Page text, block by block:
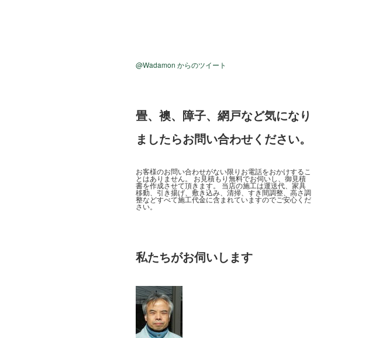
@Wadamon からのツイート
畳、襖、障子、網戸など気になり
ましたらお問い合わせください。
お客様のお問い合わせがない限りお電話をおかけするこ
とはありません。 お見積もり無料でお伺いし、御見積
書を作成させて頂きます。 当店の施工は運送代、家具
移動、引き揚げ、敷き込み、清掃、すき間調整、高さ調
整などすべて施工代金に含まれていますのでご安心くだ
さい。
私たちがお伺いします